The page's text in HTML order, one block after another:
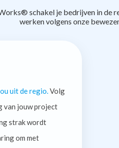
schakel je bedrijven in de
werken volgens onze
uit de regio. Volg
van jouw project
strak wordt
om met